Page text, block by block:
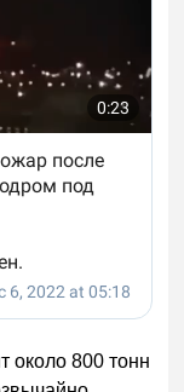
около 800 тонн